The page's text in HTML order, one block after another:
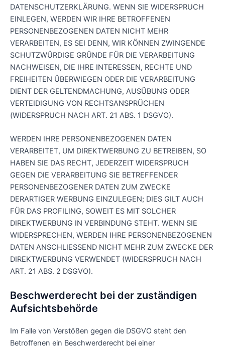
DATENSCHUTZERKLÄRUNG. WENN SIE WIDERSPRUCH
EINLEGEN, WERDEN WIR IHRE BETROFFENEN
PERSONENBEZOGENEN DATEN NICHT MEHR
VERARBEITEN, ES SEI DENN, WIR KÖNNEN ZWINGENDE
SCHUTZWÜRDIGE GRÜNDE FÜR DIE VERARBEITUNG
NACHWEISEN, DIE IHRE INTERESSEN, RECHTE UND
FREIHEITEN ÜBERWIEGEN ODER DIE VERARBEITUNG
DIENT DER GELTENDMACHUNG, AUSÜBUNG ODER
VERTEIDIGUNG VON RECHTSANSPRÜCHEN
(WIDERSPRUCH NACH ART. 21 ABS. 1 DSGVO).
WERDEN IHRE PERSONENBEZOGENEN DATEN
VERARBEITET, UM DIREKTWERBUNG ZU BETREIBEN, SO
HABEN SIE DAS RECHT, JEDERZEIT WIDERSPRUCH
GEGEN DIE VERARBEITUNG SIE BETREFFENDER
PERSONENBEZOGENER DATEN ZUM ZWECKE
DERARTIGER WERBUNG EINZULEGEN; DIES GILT AUCH
FÜR DAS PROFILING, SOWEIT ES MIT SOLCHER
DIREKTWERBUNG IN VERBINDUNG STEHT. WENN SIE
WIDERSPRECHEN, WERDEN IHRE PERSONENBEZOGENEN
DATEN ANSCHLIESSEND NICHT MEHR ZUM ZWECKE DER
DIREKTWERBUNG VERWENDET (WIDERSPRUCH NACH
ART. 21 ABS. 2 DSGVO).
Beschwerde­recht bei der zuständigen
Aufsichts­behörde
Im Falle von Verstößen gegen die DSGVO steht den
Betroffenen ein Beschwerderecht bei einer